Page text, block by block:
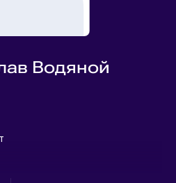
Водяной